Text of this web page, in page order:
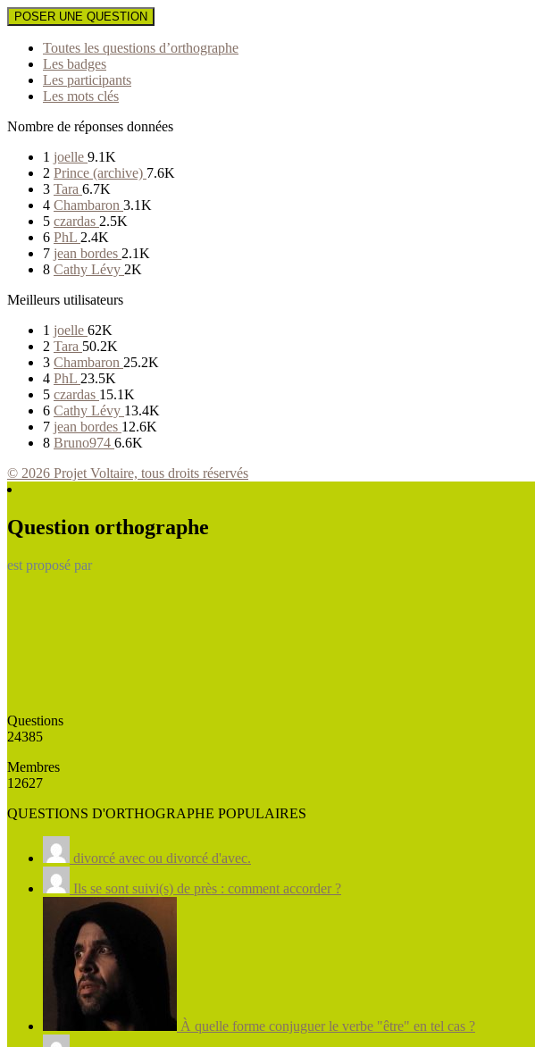
POSER UNE QUESTION
Toutes les questions d’orthographe
Les badges
Les participants
Les mots clés
Nombre de réponses données
1 joelle 9.1K
2 Prince (archive) 7.6K
3 Tara 6.7K
4 Chambaron 3.1K
5 czardas 2.5K
6 PhL 2.4K
7 jean bordes 2.1K
8 Cathy Lévy 2K
Meilleurs utilisateurs
1 joelle 62K
2 Tara 50.2K
3 Chambaron 25.2K
4 PhL 23.5K
5 czardas 15.1K
6 Cathy Lévy 13.4K
7 jean bordes 12.6K
8 Bruno974 6.6K
© 2026 Projet Voltaire, tous droits réservés
Question orthographe
est proposé par
Questions
24385
Membres
12627
QUESTIONS D'ORTHOGRAPHE POPULAIRES
divorcé avec ou divorcé d'avec.
Ils se sont suivi(s) de près : comment accorder ?
À quelle forme conjuguer le verbe "être" en tel cas ?